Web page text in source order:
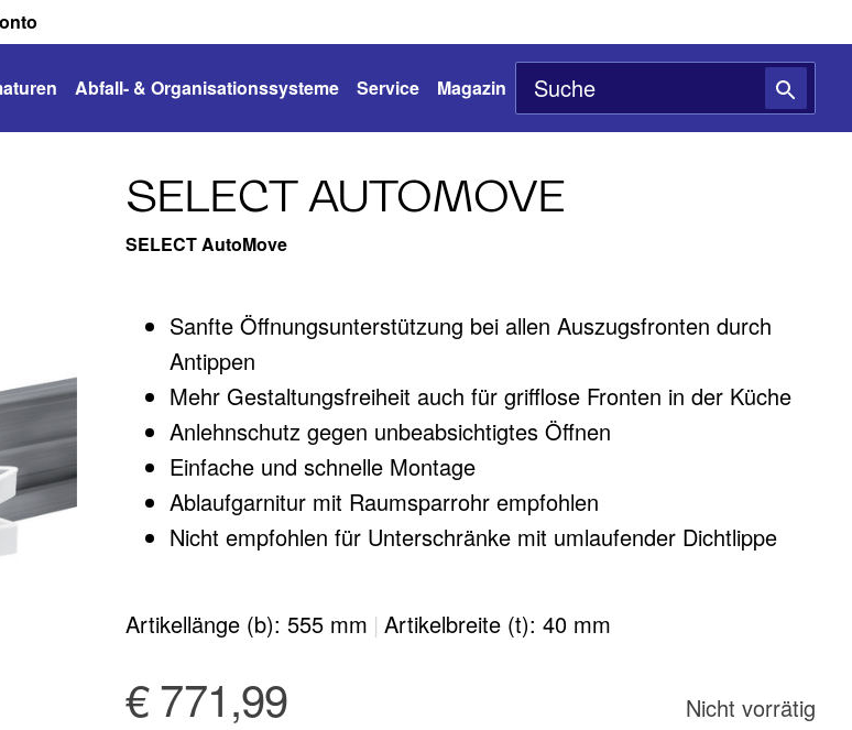
Abfall- & Organisationssysteme Service Magazin
SELECT AUTOMOVE
SELECT AutoMove
Sanfte Öffnungsunterstützung bei allen Auszugsfronten durch
Antippen
Mehr Gestaltungsfreiheit auch für grifflose Fronten in der Küche
Anlehnschutz gegen unbeabsichtigtes Öffnen
Einfache und schnelle Montage
Ablaufgarnitur mit Raumsparrohr empfohlen
Nicht empfohlen für Unterschränke mit umlaufender Dichtlippe
Artikellänge (b): 555 mm | Artikelbreite (t): 40 mm
€ 771,99 Nicht vorrätig